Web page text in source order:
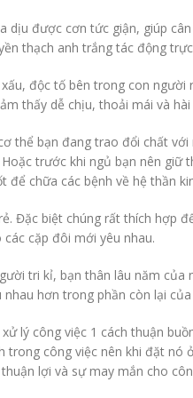
được cơn tức giận, giúp
thạch anh trắng tác động
độc tố bên trong con
thấy dễ chịu, thoải mái và
thể bạn đang trao đổi chất
trước khi ngủ bạn nên giữ
chữa các bệnh về hệ thần
Đặc biệt chúng rất thích hợp
cặp đôi mới yêu nhau.
tri kỉ, bạn thân lâu năm
hơn trong phần còn lại
lý công việc 1 cách thuận
công việc nên khi đặt nó
lợi và sự may mắn cho